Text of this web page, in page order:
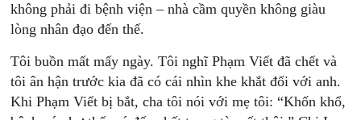
không phải đi bệnh viện – nhà cầm quyền không giàu
lòng nhân đạo đến thế.
Tôi buồn mất mấy ngày. Tôi nghĩ Phạm Viết đã chết và
tôi ân hận trước kia đã có cái nhìn khe khắt đối với anh.
Khi Phạm Viết bị bắt, cha tôi nói với mẹ tôi: “Khốn khổ,